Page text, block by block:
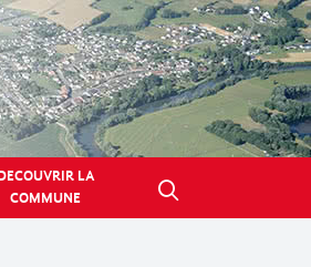
LA
COMMUNE